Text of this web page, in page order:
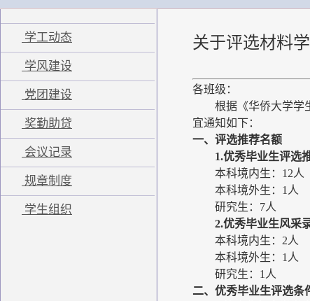
学工动态
学风建设
党团建设
奖勤助贷
会议记录
规章制度
学生组织
关于评选材料
各班级 ：
根据《华侨大学学
宜通知如下：
一、评选推荐名额
1.优秀毕业生评选
本科境内生：12人
本科境外生：1人
研究生：7人
2.优秀毕业生风采
本科境内生：2人
本科境外生：1人
研究生：1人
二、优秀毕业生评选条